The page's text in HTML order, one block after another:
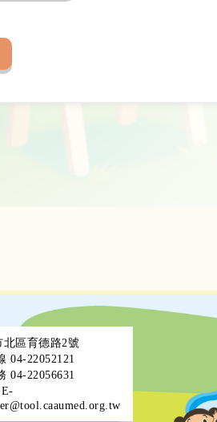
北區育德路2號
04-22052121
04-22056631
E-